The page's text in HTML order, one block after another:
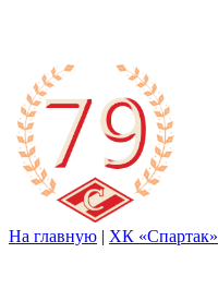
На главную | ХК «Спартак»